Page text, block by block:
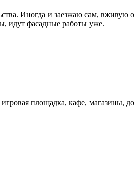
Иногда и заезжаю сам,
идут фасадные работы уже.
площадка, кафе, магазины,